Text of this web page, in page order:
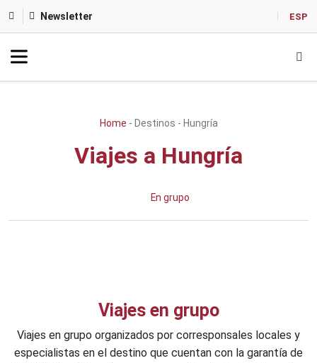
Newsletter ESP
Home - Destinos - Hungría
Viajes a Hungría
En grupo
Viajes en grupo
Viajes en grupo organizados por corresponsales locales y
especialistas en el destino que cuentan con la garantía de